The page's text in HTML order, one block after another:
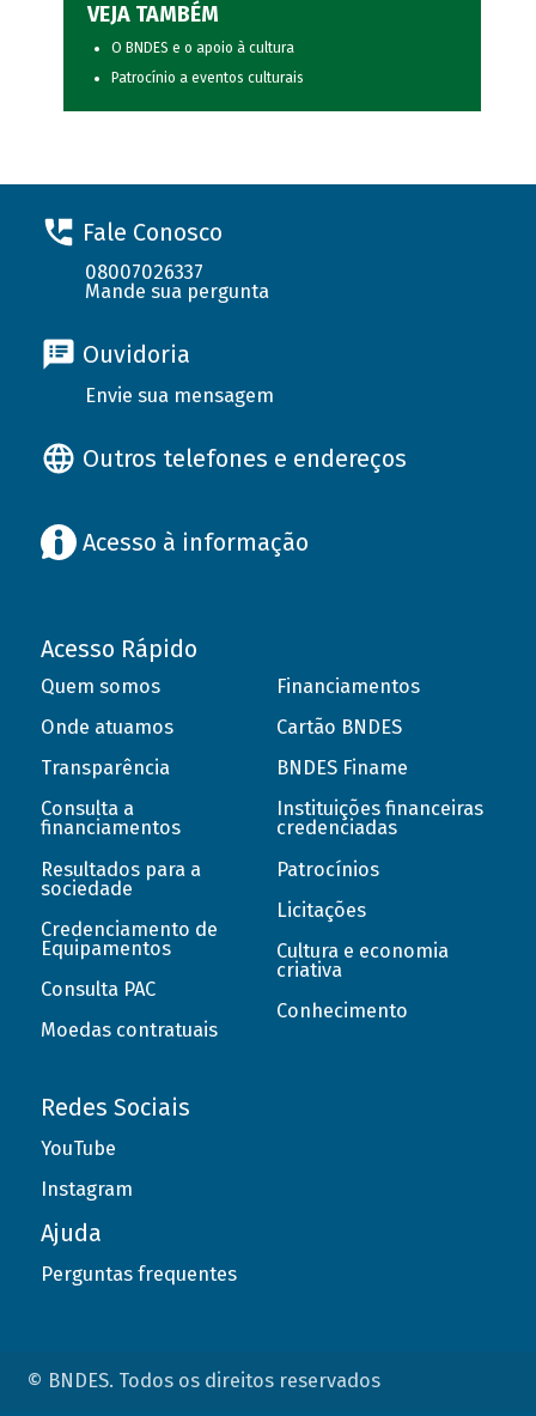
VEJA TAMBÉM
O BNDES e o apoio à cultura
Patrocínio a eventos culturais
Fale Conosco
08007026337
Mande sua pergunta
Ouvidoria
Envie sua mensagem
Outros telefones e endereços
Acesso à informação
Acesso Rápido
Quem somos
Onde atuamos
Transparência
Consulta a
financiamentos
Resultados para a
sociedade
Credenciamento de
Equipamentos
Consulta PAC
Moedas contratuais
Financiamentos
Cartão BNDES
BNDES Finame
Instituições financeiras
credenciadas
Patrocínios
Licitações
Cultura e economia
criativa
Conhecimento
Redes Sociais
YouTube
Instagram
Ajuda
Perguntas frequentes
© BNDES. Todos os direitos reservados